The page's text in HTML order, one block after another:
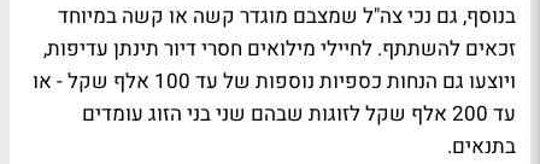
בנוסף, גם נכי צה"ל שמצבם מוגדר קשה או קשה במיוחד
זכאים להשתתף. לחיילי מילואים חסרי דיור תינתן עדיפות,
ויוצעו גם הנחות כספיות נוספות של עד 100 אלף שקל - או
עד 200 אלף שקל לזוגות שבהם שני בני הזוג עומדים
בתנאים.